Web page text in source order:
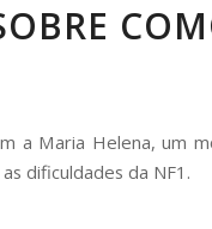
a Maria Helena, um
dificuldades da NF1.